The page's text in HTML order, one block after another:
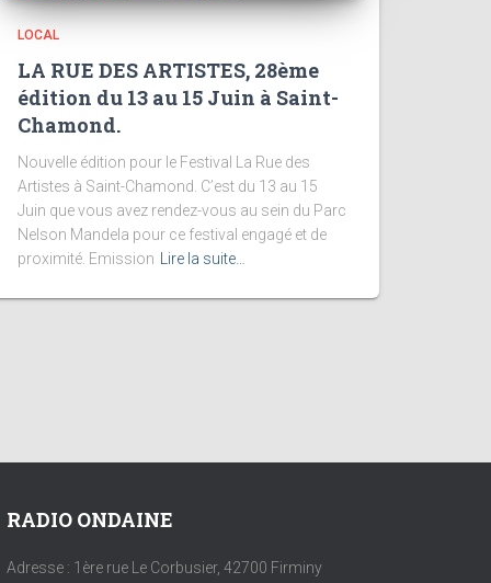
LOCAL
LA RUE DES ARTISTES, 28ème
édition du 13 au 15 Juin à Saint-
Chamond.
Nouvelle édition pour le Festival La Rue des
Artistes à Saint-Chamond. C’est du 13 au 15
Juin que vous avez rendez-vous au sein du Parc
Nelson Mandela pour ce festival engagé et de
proximité. Emission
Lire la suite…
RADIO ONDAINE
Adresse : 1ère rue Le Corbusier, 42700 Firminy